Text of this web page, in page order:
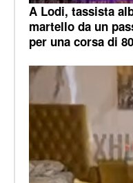
A Lodi, tassista
martello da un
per una corsa di